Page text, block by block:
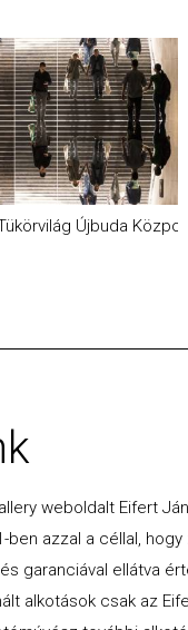
Újbuda
weboldalt Eifert
ben azzal a céllal,
garanciával ellátva
alkotások csak az